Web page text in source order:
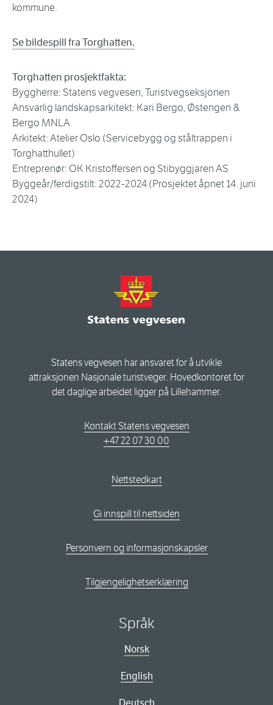
kommune.
Se bildespill fra Torghatten.
Torghatten prosjektfakta:
Byggherre: Statens vegvesen, Turistvegseksjonen
Ansvarlig landskapsarkitekt: Kari Bergo, Østengen &
Bergo MNLA
Arkitekt: Atelier Oslo (Servicebygg og ståltrappen i
Torghatthullet)
Entreprenør: OK Kristoffersen og Stibyggjaren AS
Byggeår/ferdigstilt: 2022-2024 (Prosjektet åpnet 14. juni
2024)
Statens vegvesen har ansvaret for å utvikle
attraksjonen Nasjonale turistveger. Hovedkontoret for
det daglige arbeidet ligger på Lillehammer.
Kontakt Statens vegvesen
+47 22 07 30 00
Nettstedkart
Gi innspill til nettsiden
Personvern og informasjonskapsler
Tilgjengelighetserklæring
Språk
Norsk
English